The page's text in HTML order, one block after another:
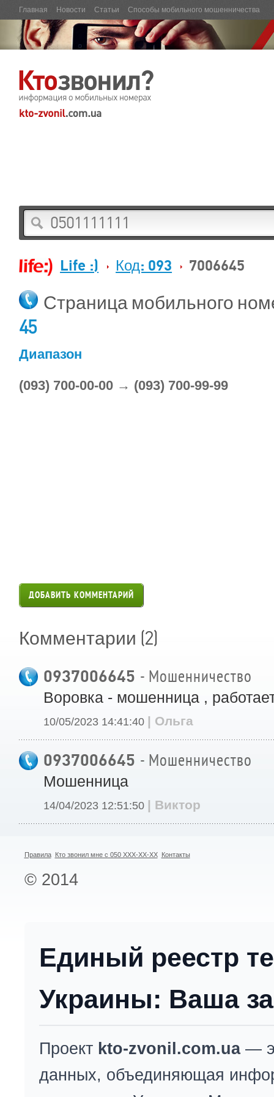
Главная Новости Статьи Способы мобильного мошенничества
Life :) Код: 093 7006645
Страница мобильного
45
Диапазон
(093) 700-00-00 → (093) 700-99-99
ДОБАВИТЬ КОММЕНТАРИЙ
Комментарии (2)
0937006645 - Мошенничество
Воровка - мошенница ,
10/05/2023 14:41:40 | Ольга
0937006645 - Мошенничество
Мошенница
14/04/2023 12:51:50 | Виктор
Правила Кто звонил мне с 050 XXX-XX-XX Контакты
© 2014
Единый реестр
Украины: Ваша
Проект kto-zvonil.com.ua—
данных, объединяющая